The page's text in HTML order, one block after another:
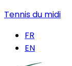
Tennis du midi
FR
EN